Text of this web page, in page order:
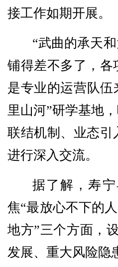
接工作如期开展。
“武曲的承天
铺得差不多了，
是专业的运营队伍
里山河”研学基地
联结机制、业态
进行深入交流。
据了解，寿
焦“最放心不下的
地方”三个方面，
发展、重大风险隐